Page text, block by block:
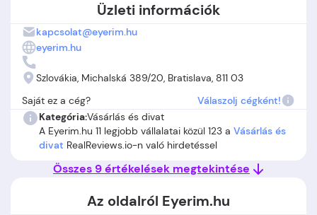
Üzleti információk
kapcsolat@eyerim.hu
eyerim.hu
Szlovákia, Michalská 389/20, Bratislava, 811 03
Saját ez a cég?
Válaszolj cégként!
Kategória:Vásárlás és divat
A Eyerim.hu 11 legjobb vállalatai közül 123 a Vásárlás és
divat RealReviews.io-n való hirdetéssel
Összes 9 értékelések megtekintése
Az oldalról Eyerim.hu